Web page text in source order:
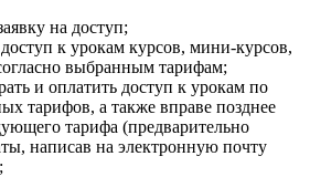
на доступ;
к урокам курсов, мини-курсов,
выбранным тарифам;
и оплатить доступ к урокам по
тарифов, а также вправе позднее
тарифа (предварительно
написав на электронную почту